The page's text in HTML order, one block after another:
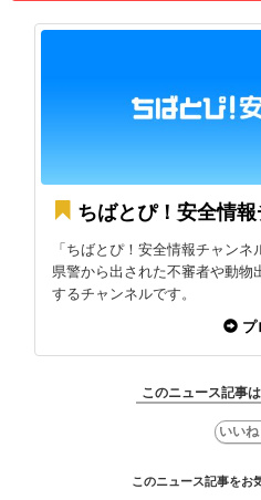
ちばとぴ！安全情
「ちばとぴ！安全情報チャン
県警から出された不審者や動物
するチャンネルです。
プ
このニュース記事
このニュース記事をお